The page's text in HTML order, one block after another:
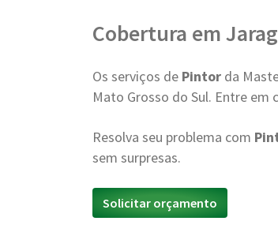
Cobertura em
Os serviços de Pintor da
Mato Grosso do Sul. Entre
Resolva seu problema com
sem surpresas.
Solicitar orçamento